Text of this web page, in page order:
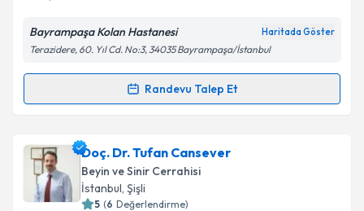
Kişisel verilerimin işlenmesine ilişkin
Aydınlatma
Metni'ni okudum ve kişisel verilerimin belirtilen
kapsamda işlenmesini kabul ediyorum.
Bayrampaşa Kolan Hastanesi Haritada Göster
Terazidere, 60. Yıl Cd. No:3, 34035 Bayrampaşa/İstanbul
Randevu Talep Et
Randevu Takvimi Talebi
Dr. Öğr. Üyesi Nazlı Çakıcı Öksüz
takvimi talebi oluşturun. Size bu uzmandan randevu
almanız için bir takvim hazırlandığında e-posta ile
bilgilendireceğiz.
Doç. Dr. Tufan Cansever
Beyin ve Sinir Cerrahisi
İstanbul, Şişli
5 (6 Değerlendirme)